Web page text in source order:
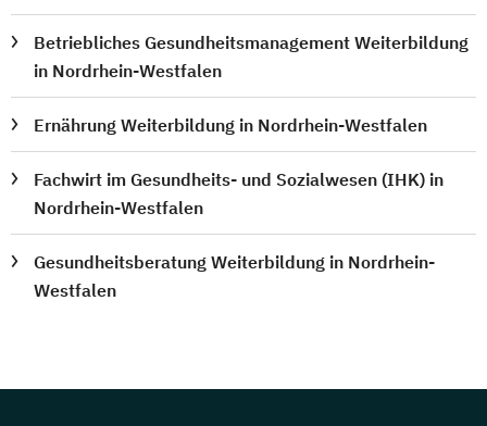
Betriebliches Gesundheitsmanagement Weiterbildung
in Nordrhein-Westfalen
Ernährung Weiterbildung in Nordrhein-Westfalen
Fachwirt im Gesundheits- und Sozialwesen (IHK) in
Nordrhein-Westfalen
Gesundheitsberatung Weiterbildung in Nordrhein-
Westfalen